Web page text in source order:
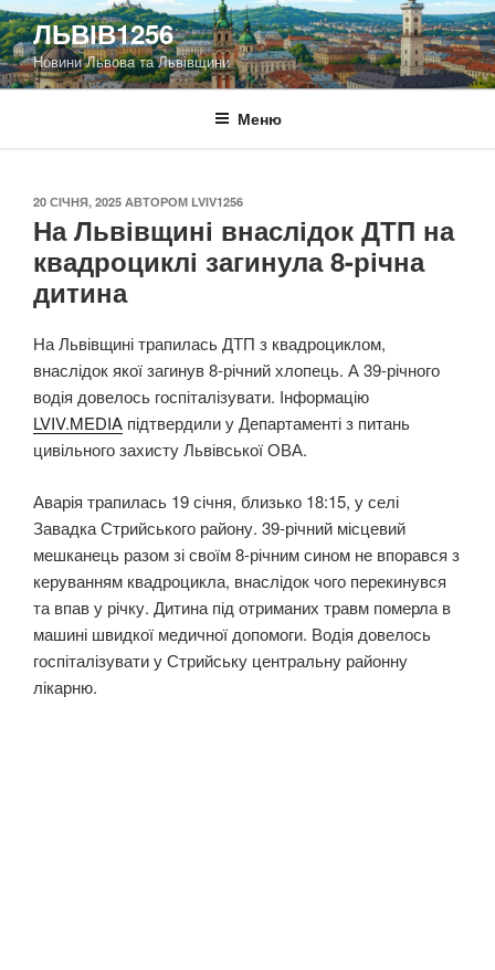
Перейти
до
вмісту
ЛЬВІВ1256
Новини Львова та Львівщини
Меню
ОПУБЛІКОВАНО
20 СІЧНЯ, 2025 АВТОРОМ LVIV1256
На Львівщині внаслідок ДТП на
квадроциклі загинула 8-річна
дитина
На Львівщині трапилась ДТП з квадроциклом,
внаслідок якої загинув 8-річний хлопець. А 39-річного
водія довелось госпіталізувати. Інформацію
LVIV.MEDIA підтвердили у Департаменті з питань
цивільного захисту Львівської ОВА.
Аварія трапилась 19 січня, близько 18:15, у селі
Завадка Стрийського району. 39-річний місцевий
мешканець разом зі своїм 8-річним сином не впорався з
керуванням квадроцикла, внаслідок чого перекинувся
та впав у річку. Дитина під отриманих травм померла в
машині швидкої медичної допомоги. Водія довелось
госпіталізувати у Стрийську центральну районну
лікарню.